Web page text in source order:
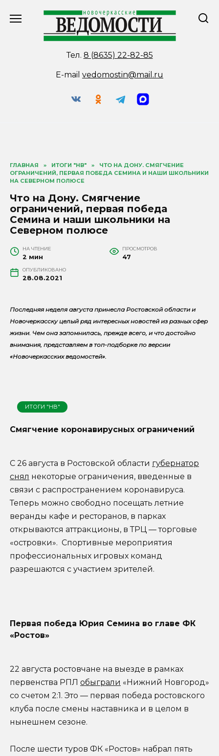
Тел. 8 (8635) 22-82-85
E-mail vedomostin@mail.ru
ГЛАВНАЯ » ИТОГИ "НВ" »
ЧТО НА ДОНУ. СМЯГЧЕНИЕ
ОГРАНИЧЕНИЙ, ПЕРВАЯ ПОБЕДА СЕМИНА И НАШИ ШКОЛЬНИКИ
НА СЕВЕРНОМ ПОЛЮСЕ
Что на Дону. Смягчение
ограничений, первая победа
Семина и наши школьники на
Северном полюсе
НА ЧТЕНИЕ
2 мин
ПРОСМОТРОВ
47
ОПУБЛИКОВАНО
28.08.2021
Последняя неделя августа принесла Ростовской области и
Новочеркасску целый ряд интересных новостей из разных сфер
жизни. Чем она запомнилась, прежде всего, и что достойно
внимания, представляем в топ-подборке по версии
«Новочеркасских ведомостей».
ИТОГИ "НВ"
Смягчение коронавирусных ограничений
С 26 августа в Ростовской области губернатор
снял некоторые ограничения, введенные в
связи с распространением коронавируса.
Теперь можно свободно посещать летние
веранды кафе и ресторанов, в парках
открываются аттракционы, в ТРЦ — торговые
«островки». Спортивные мероприятия
профессиональных игровых команд
разрешаются с участием зрителей.
Первая победа Юрия Семина во главе ФК
«Ростов»
22 августа ростовчане на выезде в рамках
первенства РПЛ обыграли «Нижний Новгород»
со счетом 2:1. Это — первая победа ростовского
клуба после смены наставника и в целом в
нынешнем сезоне.
После шести туров ФК «Ростов» набрал пять